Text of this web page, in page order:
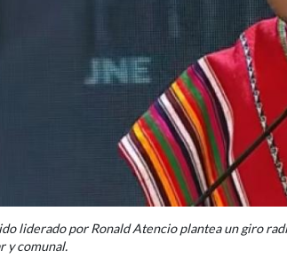
liderado por Ronald Atencio plantea un giro
y comunal.